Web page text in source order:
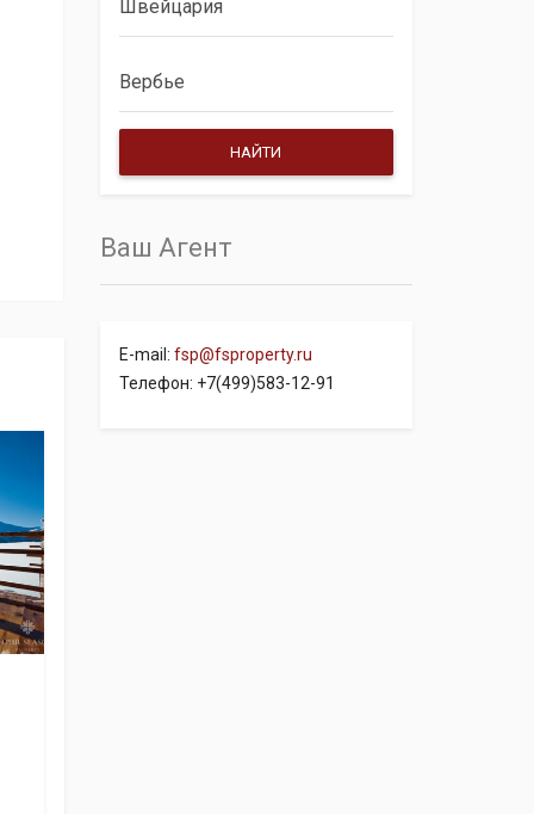
Ваш Агент
E-mail: fsp@fsproperty.ru
Телефон: +7(499)583-12-91